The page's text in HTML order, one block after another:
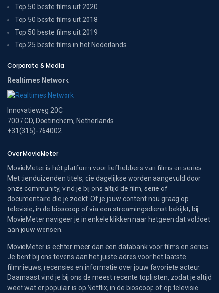
Top 50 beste films uit 2020
Top 50 beste films uit 2018
Top 50 beste films uit 2019
Top 25 beste films in het Nederlands
Corporate & Media
Realtimes Network
Innovatieweg 20C
7007 CD, Doetinchem, Netherlands
+31(315)-764002
Over MovieMeter
MovieMeter is hét platform voor liefhebbers van films en series.
Met tienduizenden titels, die dagelijkse worden aangevuld door
onze community, vind je bij ons altijd de film, serie of
documentaire die je zoekt. Of je jouw content nou graag op
televisie, in de bioscoop of via een streamingsdienst bekijkt, bij
MovieMeter navigeer je in enkele klikken naar hetgeen dat voldoet
aan jouw wensen.
MovieMeter is echter meer dan een databank voor films en series.
Je bent bij ons tevens aan het juiste adres voor het laatste
filmnieuws, recensies en informatie over jouw favoriete acteur.
Daarnaast vind je bij ons de meest recente toplijsten, zodat je altijd
weet wat er populair is op Netflix, in de bioscoop of op televisie.